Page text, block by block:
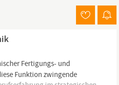
Fertigungs- und
Funktion zwingende